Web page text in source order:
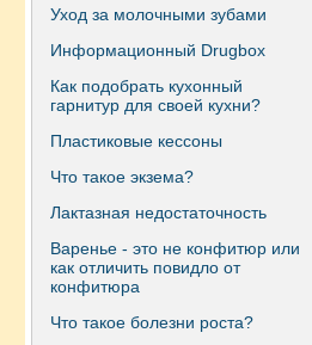
Уход за молочными зубами
Информационный Drugbox
Как подобрать кухонный
гарнитур для своей кухни?
Пластиковые кессоны
Что такое экзема?
Лактазная недостаточность
Варенье - это не конфитюр или
как отличить повидло от
конфитюра
Что такое болезни роста?